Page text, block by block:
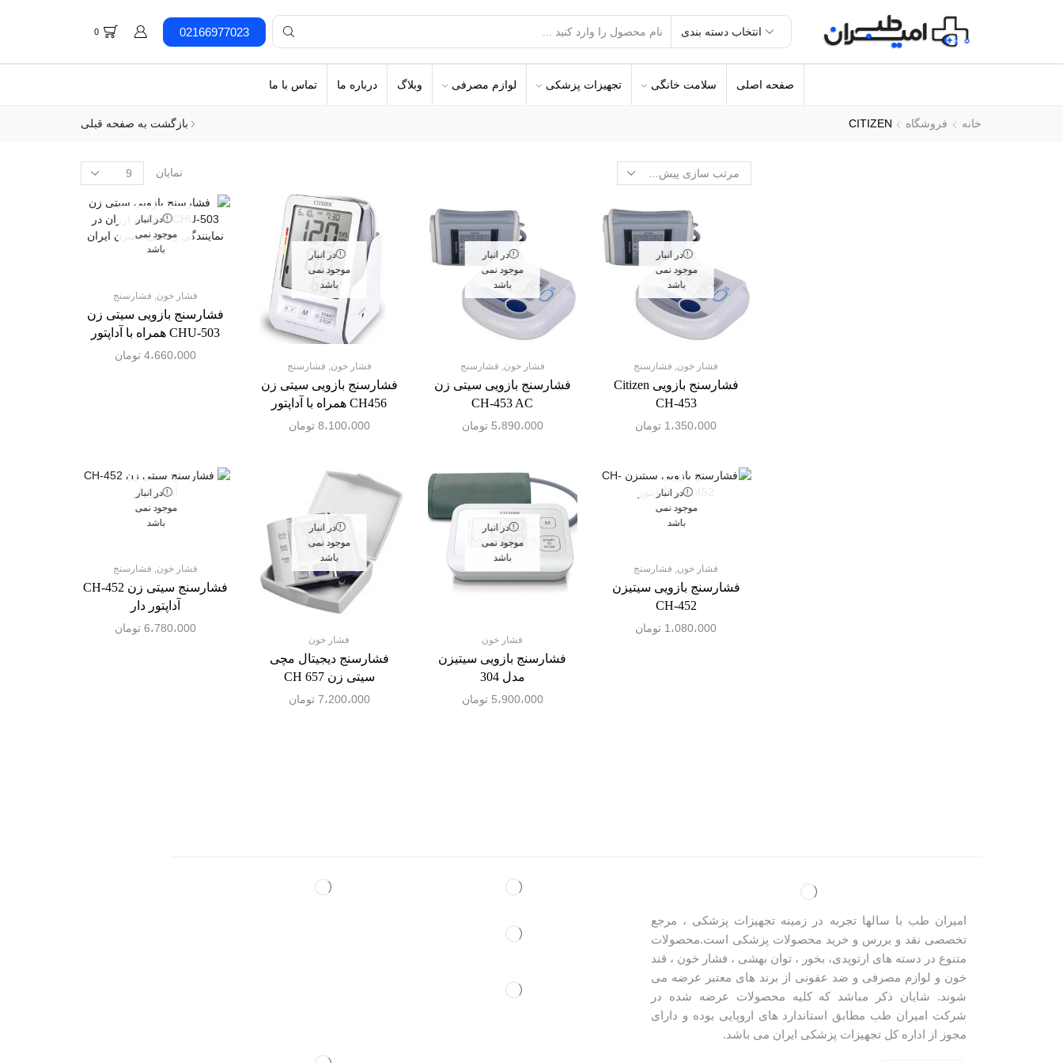
02166977023
0
صفحه اصلی سلامت خانگی تجهیزات پزشکی لوازم مصرفی وبلاگ درباره ما تماس با ما
خانه فروشگاه CITIZEN بازگشت به صفحه قبلی
نمایان
در انبار
موجود نمی
باشد
فشار خون, فشارسنج
فشارسنج بازویی Citizen
CH-453
1،350،000 تومان
در انبار
موجود نمی
باشد
فشار خون, فشارسنج
فشارسنج بازویی سیتی زن
CH-453 AC
5،890،000 تومان
در انبار
موجود نمی
باشد
فشار خون, فشارسنج
فشارسنج بازویی سیتی زن
CH456 همراه با آداپتور
8،100،000 تومان
در انبار
موجود نمی
باشد
فشار خون فشارسنج
فشارسنج بازویی سیتی زن
CHU-503 همراه با آداپتور
4،660،000 تومان
در انبار
موجود نمی
باشد
فشار خون, فشارسنج
فشارسنج بازویی سیتیزن
CH-452
1،080،000 تومان
در انبار
موجود نمی
باشد
فشار خون
فشارسنج بازویی سیتیزن
مدل 304
5،900،000 تومان
در انبار
موجود نمی
باشد
فشار خون
فشارسنج دیجیتال مچی
سیتی زن CH 657
7،200،000 تومان
در انبار
موجود نمی
باشد
فشار خون, فشارسنج
فشارسنج سیتی زن CH-452
آداپتور دار
6،780،000 تومان
جستجو بر اساس قیمت
جستجو بر اساس برند
فشارسنج
امیران طب با سالها تجربه در زمینه تجهیزات پزشکی ، مرجع
تخصصی نقد و بررس و خرید محصولات پزشکی است.محصولات
متنوع در دسته های ارتوپدی، بخور ، توان بهشی ، فشار خون ، قند
خون و لوازم مصرفی و ضد عفونی از برند های معتبر عرضه می
شوند. شایان ذکر مباشد که کلیه محصولات عرضه شده در
شرکت امیران طب مطابق استاندارد های اروپایی بوده و دارای
مجوز از اداره کل تجهیزات پزشکی ایران می باشد.